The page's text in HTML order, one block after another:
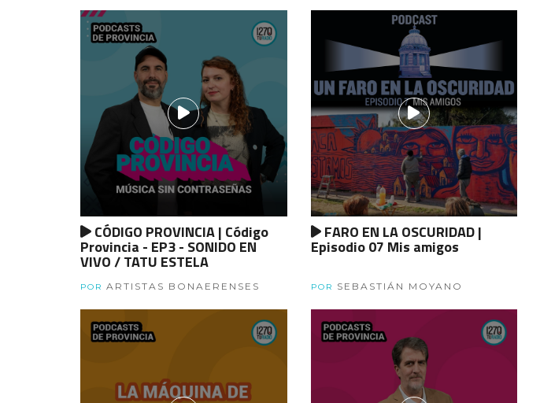
CÓDIGO PROVINCIA | Código
Provincia - EP3 - SONIDO EN
VIVO / TATU ESTELA
POR ARTISTAS BONAERENSES
FARO EN LA OSCURIDAD |
Episodio 07 Mis amigos
POR SEBASTIÁN MOYANO